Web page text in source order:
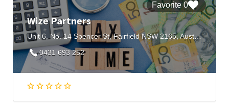
0 Favorite
Wize Partners
Unit 6, No. 14 Spencer St, Fairfield NSW 2165, Australia
0431 693 252